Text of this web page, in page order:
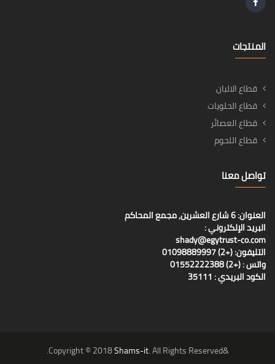
المنتجات
قطاع الالبان
قطاع الحلويات
قطاع العصائر
قطاع اللحوم
تواصل معنا
العنوان: 6 شارع العشرين, مجمع المحاكم
البريد الإلكتروني :
shady@egytrust-co.com
التليفون: (+2) 01098889997
واتس : (+2) 01552222388
الكود البريدي : 35111
&Copyright © 2018
Shams-it. All Rights Reserved.